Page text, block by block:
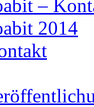
–
2014